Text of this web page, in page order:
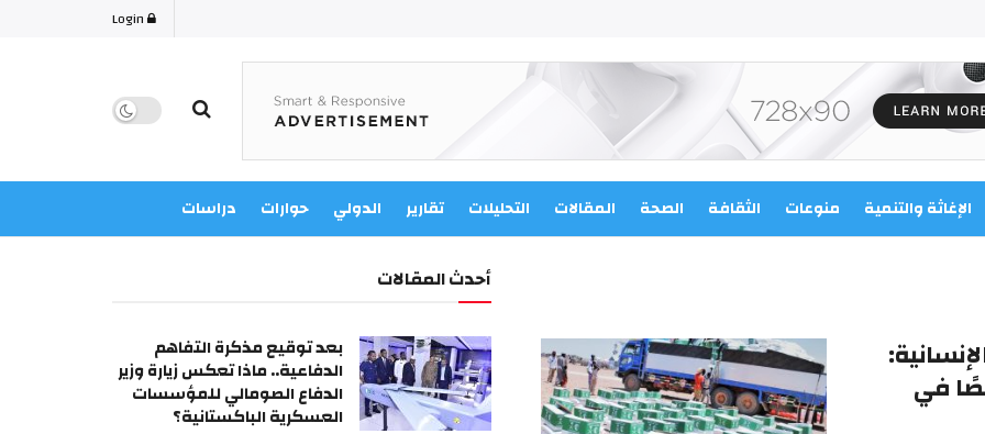
الإغاثة والتنمية منوعات الثقافة الصحة المقالات التحليلات تقارير الدولي حوارات دراسات
على 5400 شخصًا في
أحدث المقالات
بعد توقيع مذكرة التفاهم
الدفاعية.. ماذا تعكس زيارة وزير
الدفاع الصومالي للمؤسسات
العسكرية الباكستانية؟